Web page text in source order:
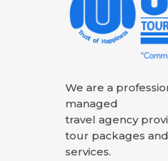
We are a
managed
travel agency
tour packages
services.